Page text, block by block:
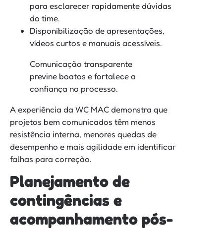
para esclarecer rapidamente dúvidas
do time.
Disponibilização de apresentações,
vídeos curtos e manuais acessíveis.
Comunicação transparente
previne boatos e fortalece a
confiança no processo.
A experiência da WC MAC demonstra que
projetos bem comunicados têm menos
resistência interna, menores quedas de
desempenho e mais agilidade em identificar
falhas para correção.
Planejamento de
contingências e
acompanhamento pós-